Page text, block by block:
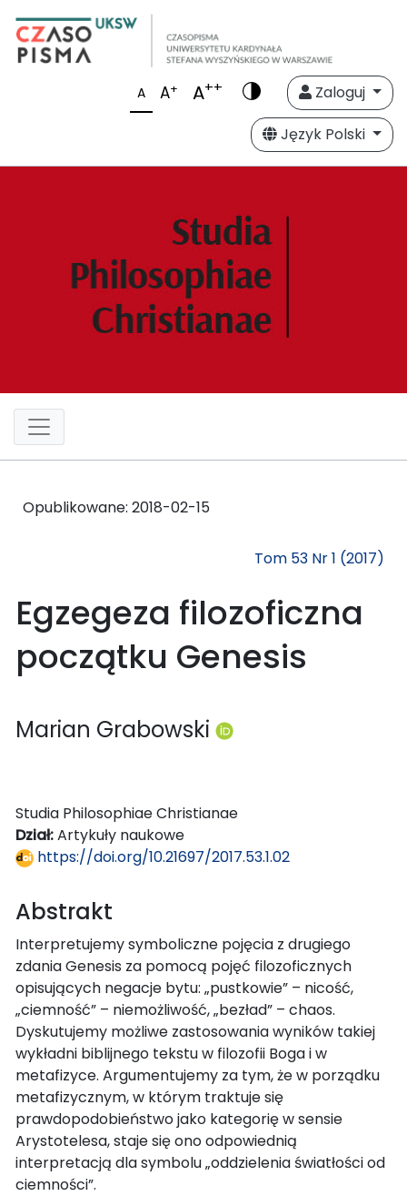
A A+ A++
Zaloguj
Język Polski
Opublikowane: 2018-02-15
Tom 53 Nr 1 (2017)
Egzegeza filozoficzna
początku Genesis
Marian Grabowski
Studia Philosophiae Christianae
Dział:Artykuły naukowe
https://doi.org/10.21697/2017.53.1.02
Abstrakt
Interpretujemy symboliczne pojęcia z drugiego
zdania Genesis za pomocą pojęć filozoficznych
opisujących negacje bytu: „pustkowie” – nicość,
„ciemność” – niemożliwość, „bezład” – chaos.
Dyskutujemy możliwe zastosowania wyników takiej
wykładni biblijnego tekstu w filozofii Boga i w
metafizyce. Argumentujemy za tym, że w porządku
metafizycznym, w którym traktuje się
prawdopodobieństwo jako kategorię w sensie
Arystotelesa, staje się ono odpowiednią
interpretacją dla symbolu „oddzielenia światłości od
ciemności”.